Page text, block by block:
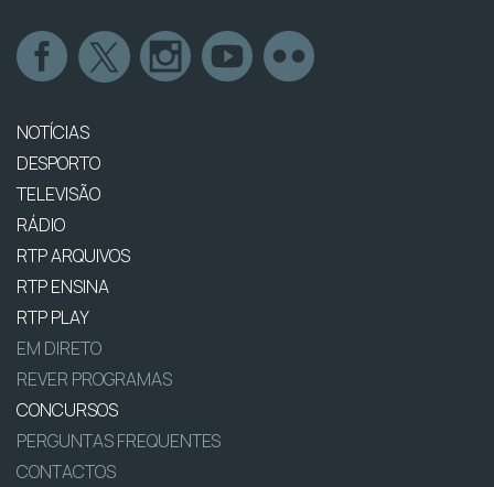
NOTÍCIAS
DESPORTO
TELEVISÃO
RÁDIO
RTP ARQUIVOS
RTP ENSINA
RTP PLAY
EM DIRETO
REVER PROGRAMAS
CONCURSOS
PERGUNTAS FREQUENTES
CONTACTOS